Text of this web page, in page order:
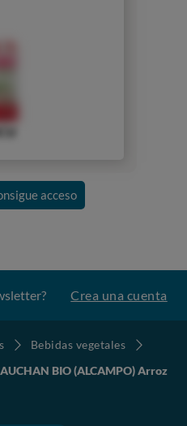
acceso
Crea una cuenta
Bebidas vegetales
AUCHAN BIO (ALCAMPO) Arroz